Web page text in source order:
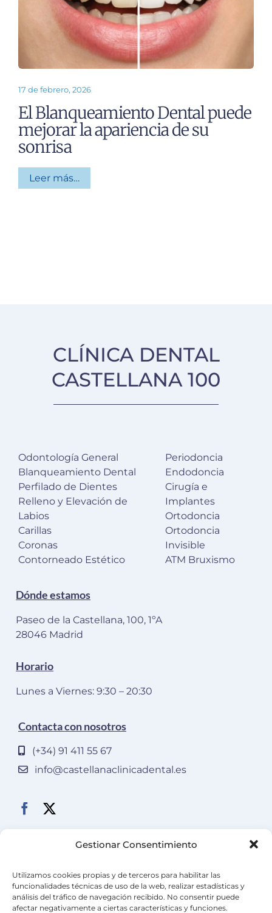
Gestionar Consentimiento
Utilizamos cookies propias y de terceros para habilitar las
funcionalidades técnicas de uso de la web, realizar estadísticas y
análisis del tráfico de navegación recibido. No consentir puede
afectar negativamente a ciertas características y funciones.
17 de febrero, 2026
El Blanqueamiento Dental puede
mejorar la apariencia de su
sonrisa
Leer más…
CLÍNICA DENTAL
CASTELLANA 100
Odontología General
Blanqueamiento Dental
Perfilado de Dientes
Relleno y Elevación de
Labios
Carillas
Coronas
Contorneado Estético
Periodoncia
Endodoncia
Cirugía e
Implantes
Ortodoncia
Ortodoncia
Invisible
ATM Bruxismo
Dónde estamos
Paseo de la Castellana, 100, 1ºA
28046 Madrid
Horario
Lunes a Viernes: 9:30 – 20:30
Contacta con nosotros
(+34) 91 411 55 67
info@castellanaclinicadental.es
Aviso Legal • Política de Privacidad • Política de Cookies